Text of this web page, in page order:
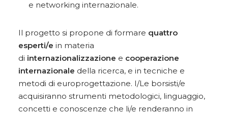
e networking internazionale.
Il progetto si propone di formare quattro
esperti/e in materia
di internazionalizzazione e cooperazione
internazionale della ricerca, e in tecniche e
metodi di europrogettazione. I/Le borsisti/e
acquisiranno strumenti metodologici, linguaggio,
concetti e conoscenze che li/e renderanno in